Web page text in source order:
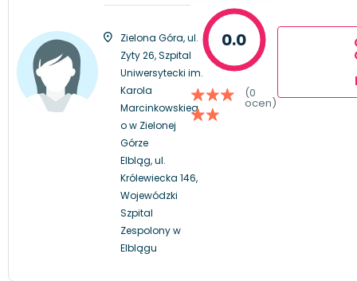
Zielona Góra, ul.
Zyty 26, Szpital
Uniwersytecki im.
Karola
Marcinkowskieg
o w Zielonej
Górze
Elbląg, ul.
Królewiecka 146,
Wojewódzki
Szpital
Zespolony w
Elblągu
0.0
(0
ocen)